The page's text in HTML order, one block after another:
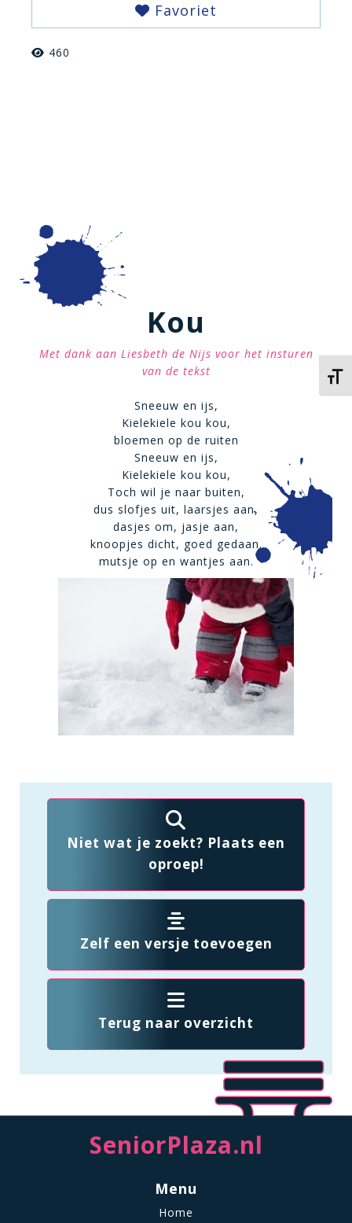
Favoriet
460
Kou
Met dank aan Liesbeth de Nijs voor het insturen
van de tekst
Sneeuw en ijs,
Kielekiele kou kou,
bloemen op de ruiten
Sneeuw en ijs,
Kielekiele kou kou,
Toch wil je naar buiten,
dus slofjes uit, laarsjes aan,
dasjes om, jasje aan,
knoopjes dicht, goed gedaan.
mutsje op en wantjes aan.
Niet wat je zoekt? Plaats een
oproep!
Zelf een versje toevoegen
Terug naar overzicht
SeniorPlaza.nl
Menu
Home